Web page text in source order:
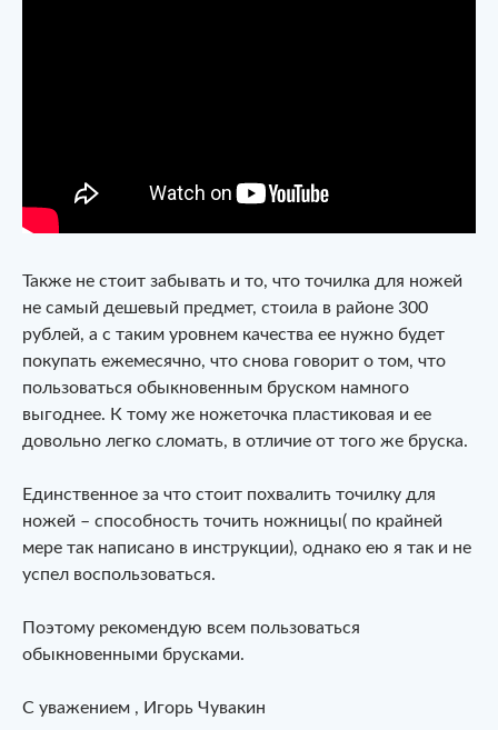
Также не стоит забывать и то, что точилка для ножей
не самый дешевый предмет, стоила в районе 300
рублей, а с таким уровнем качества ее нужно будет
покупать ежемесячно, что снова говорит о том, что
пользоваться обыкновенным бруском намного
выгоднее. К тому же ножеточка пластиковая и ее
довольно легко сломать, в отличие от того же бруска.
Единственное за что стоит похвалить точилку для
ножей – способность точить ножницы( по крайней
мере так написано в инструкции), однако ею я так и не
успел воспользоваться.
Поэтому рекомендую всем пользоваться
обыкновенными брусками.
С уважением , Игорь Чувакин